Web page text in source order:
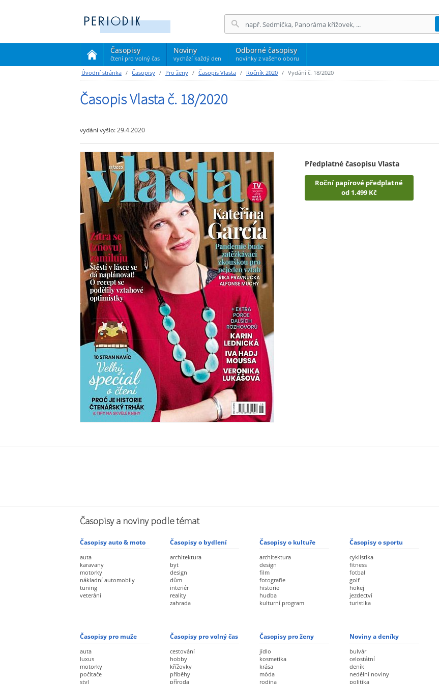
Časopisy
čtení pro volný čas
(current)
Noviny
vychází každý den
Odborné časopisy
novinky z vašeho oboru
Úvodní stránka Časopisy Pro ženy Časopis Vlasta Ročník 2020 Vydání č. 18/2020
Časopis Vlasta č. 18/2020
vydání vyšlo: 29.4.2020
Předplatné časopisu Vlasta
Roční papírové předplatné
od 1.499 Kč
Časopisy a noviny podle témat
Časopisy auto & moto
auta
karavany
motorky
nákladní automobily
tuning
veteráni
Časopisy o bydlení
architektura
byt
design
dům
interiér
reality
zahrada
Časopisy o kultuře
architektura
design
film
fotografie
historie
hudba
kulturní program
Časopisy o sportu
cyklistika
fitness
fotbal
golf
hokej
jezdectví
turistika
Časopisy pro muže
auta
luxus
motorky
počítače
styl
Časopisy pro volný čas
cestování
hobby
křížovky
příběhy
příroda
Časopisy pro ženy
jídlo
kosmetika
krása
móda
rodina
Noviny a deníky
bulvár
celostátní
deník
nedělní noviny
politika